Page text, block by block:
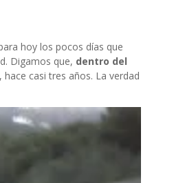
hoy los pocos días que
Digamos que, dentro del
casi tres años. La verdad